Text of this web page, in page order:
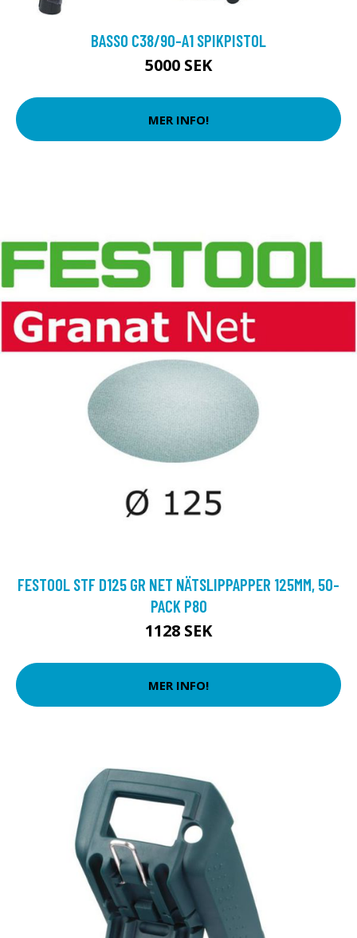
BASSO C38/90-A1 SPIKPISTOL
5000 SEK
MER INFO!
FESTOOL STF D125 GR NET NÄTSLIPPAPPER 125MM, 50-
PACK P80
1128 SEK
MER INFO!